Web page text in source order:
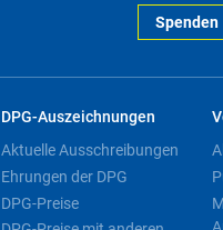
Spenden
DPG-Auszeichnungen
Aktuelle Ausschreibungen
Ehrungen der DPG
DPG-Preise